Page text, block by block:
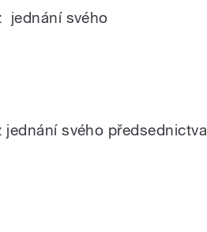
jednání svého
svého předsednictva